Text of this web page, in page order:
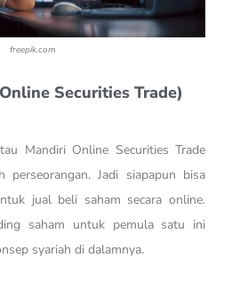
freepik.com
Securities Trade)
Mandiri Online Securities Trade
perseorangan. Jadi siapapun bisa
jual beli saham secara online.
saham untuk pemula satu ini
syariah di dalamnya.